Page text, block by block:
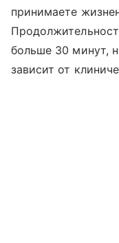
принимаете
больше 30 минут,
зависит от